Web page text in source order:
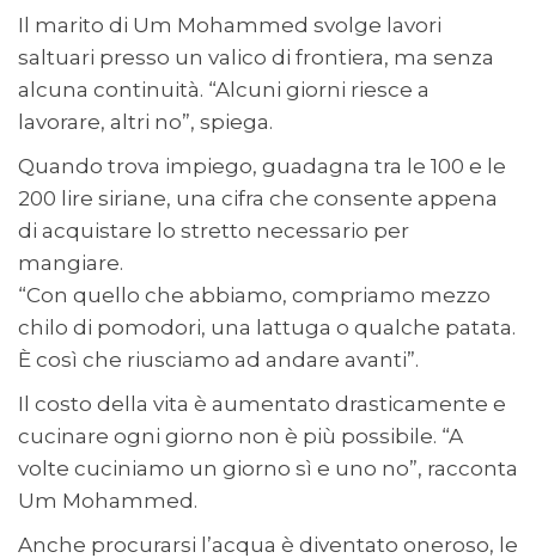
Il marito di Um Mohammed svolge lavori
saltuari presso un valico di frontiera, ma senza
alcuna continuità. “Alcuni giorni riesce a
lavorare, altri no”, spiega.
Quando trova impiego, guadagna tra le 100 e le
200 lire siriane, una cifra che consente appena
di acquistare lo stretto necessario per
mangiare.
“Con quello che abbiamo, compriamo mezzo
chilo di pomodori, una lattuga o qualche patata.
È così che riusciamo ad andare avanti”.
Il costo della vita è aumentato drasticamente e
cucinare ogni giorno non è più possibile. “A
volte cuciniamo un giorno sì e uno no”, racconta
Um Mohammed.
Anche procurarsi l’acqua è diventato oneroso, le